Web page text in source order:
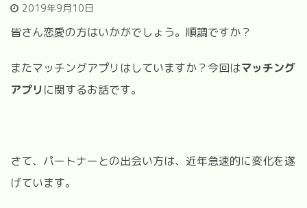
2019年9月10日
皆さん恋愛の方はいかがでしょう。順調ですか？
またマッチングアプリはしていますか？今回はマッチング
アプリ に関するお話です。
さて、パートナーとの出会い方は、近年急速的に変化を遂
げています。